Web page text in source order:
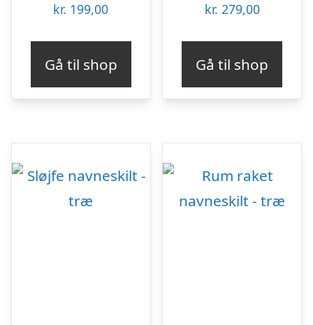
kr. 199,00
Gå til shop
kr. 279,00
Gå til shop